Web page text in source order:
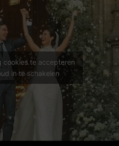
cookies te accepteren
in te schakelen